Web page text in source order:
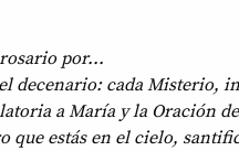
por...
decenario: cada Misterio,
a María y la Oración
que estás en el cielo,